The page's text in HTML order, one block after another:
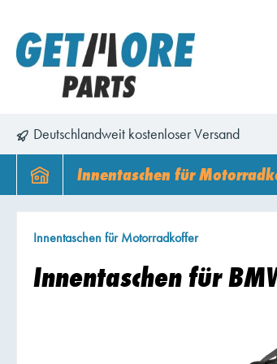
Deutschlandweit kostenloser Versand
Innentaschen für
für Harley Davidson
Innentaschen für Motorradkoffer
Innentaschen für